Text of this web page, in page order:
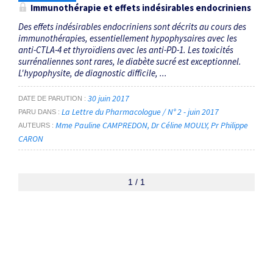
Immunothérapie et effets indésirables endocriniens
Des effets indésirables endocriniens sont décrits au cours des
immunothérapies, essentiellement hypophysaires avec les
anti-CTLA-4 et thyroïdiens avec les anti-PD-1. Les toxicités
surrénaliennes sont rares, le diabète sucré est exceptionnel.
L'hypophysite, de diagnostic difficile, ...
DATE DE PARUTION 30 juin 2017
PARU DANS La Lettre du Pharmacologue / N° 2 - juin 2017
AUTEURS Mme Pauline CAMPREDON Dr Céline MOULY Pr Philippe
CARON
1 / 1